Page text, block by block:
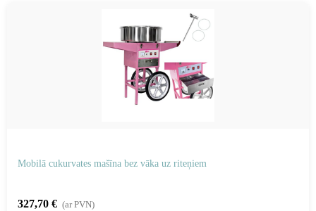
Mobilā cukurvates mašīna bez vāka uz riteņiem
327,70 € (ar PVN)